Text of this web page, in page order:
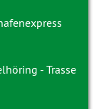
- Trasse